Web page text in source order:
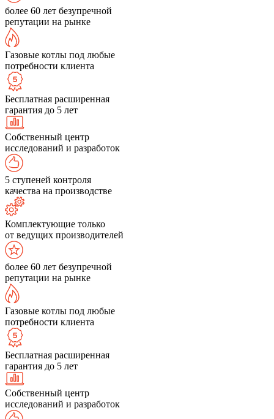
более 60 лет безупречной
репутации на рынке
Газовые котлы под любые
потребности клиента
Бесплатная расширенная
гарантия до 5 лет
Собственный центр
исследований и разработок
5 ступеней контроля
качества на производстве
Комплектующие только
от ведущих производителей
более 60 лет безупречной
репутации на рынке
Газовые котлы под любые
потребности клиента
Бесплатная расширенная
гарантия до 5 лет
Собственный центр
исследований и разработок